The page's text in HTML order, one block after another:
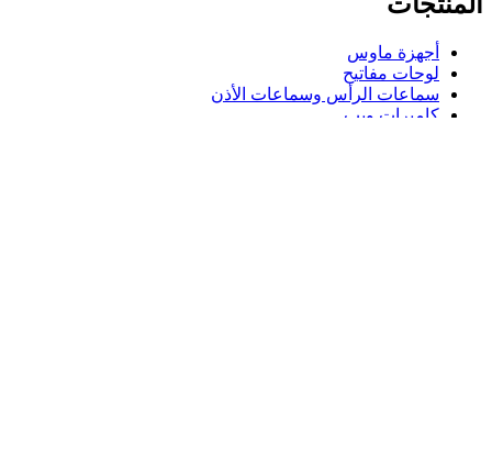
أجهزة ماوس
لوحات مفاتيح
سماعات الرأس وسماعات الأذن
كاميرات ويب